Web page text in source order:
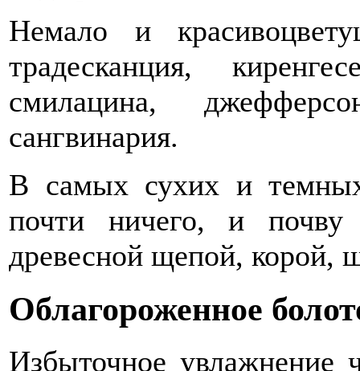
Немало и
традесканция,
смилацина,
сангвинария.
В самых сухих и
почти ничего, и почву
древесной щепой, корой,
Облагороженное
Избыточное увлажнение